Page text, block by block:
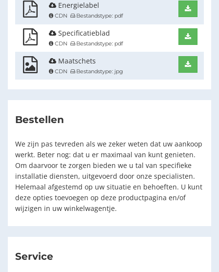
Energielabel
CDN Bestandstype: pdf
Specificatieblad
CDN Bestandstype: pdf
Maatschets
CDN Bestandstype: jpg
Bestellen
We zijn pas tevreden als we zeker weten dat uw aankoop
werkt. Beter nog: dat u er maximaal van kunt genieten.
Om daarvoor te zorgen bieden we u tal van specifieke
installatie diensten, uitgevoerd door onze specialisten.
Helemaal afgestemd op uw situatie en behoeften. U kunt
deze opties toevoegen op deze productpagina en/of
wijzigen in uw winkelwagentje.
Service